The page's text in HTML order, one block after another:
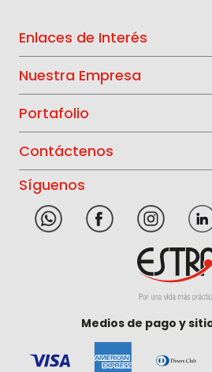
Enlaces de Interés
Nuestra Empresa
Portafolio
Contáctenos
Síguenos
Medios de pago y